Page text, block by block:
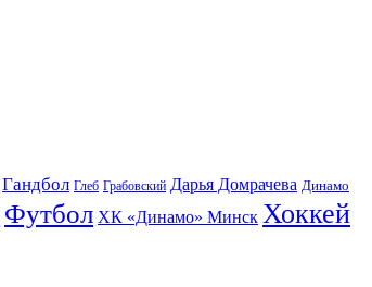
Гандбол Глеб Грабовский Дарья Домрачева Динамо
Футбол ХК «Динамо» Минск Хоккей